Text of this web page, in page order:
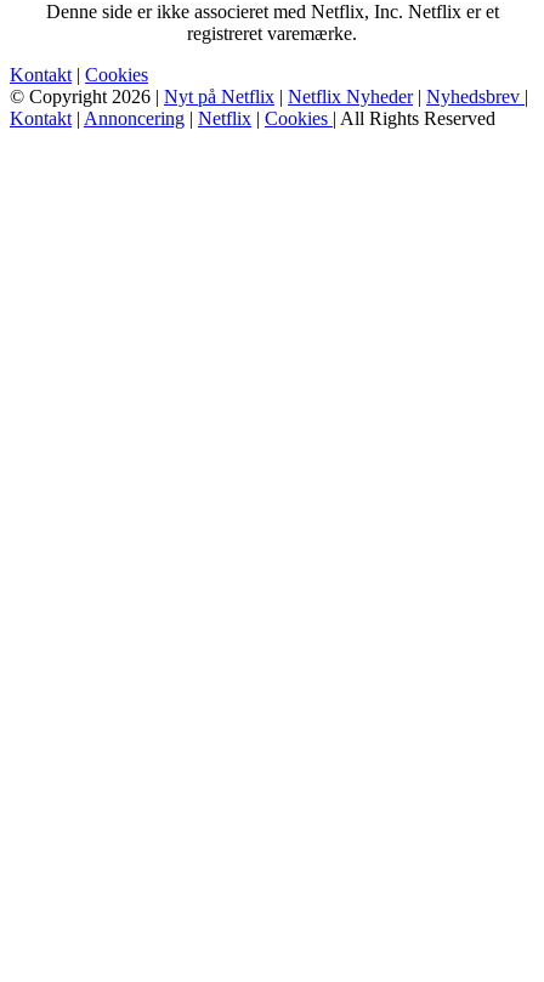
Denne side er ikke associeret med Netflix, Inc. Netflix er et
registreret varemærke.
Kontakt | Cookies
© Copyright 2026 | Nyt på Netflix | Netflix Nyheder| Nyhedsbrev |
Kontakt | Annoncering | Netflix | Cookies | All Rights Reserved